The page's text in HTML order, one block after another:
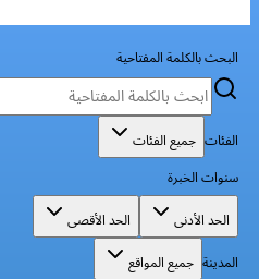
البحث بالكلمة المفتاحية
الفئات جميع الفئات
سنوات الخبرة
الحد الأدنى
الحد الأقصى
المدينة جميع المواقع